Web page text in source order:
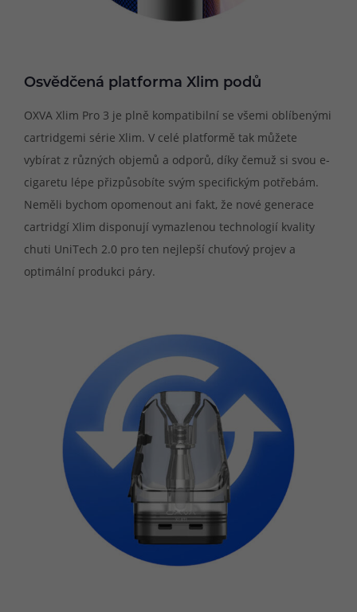
Osvědčená platforma Xlim podů
OXVA Xlim Pro 3 je plně kompatibilní se všemi oblíbenými
cartridgemi série Xlim. V celé platformě tak můžete
vybírat z různých objemů a odporů, díky čemuž si svou e-
cigaretu lépe přizpůsobíte svým specifickým potřebám.
Neměli bychom opomenout ani fakt, že nové generace
cartridgí Xlim disponují vymazlenou technologií kvality
chuti UniTech 2.0 pro ten nejlepší chuťový projev a
optimální produkci páry.